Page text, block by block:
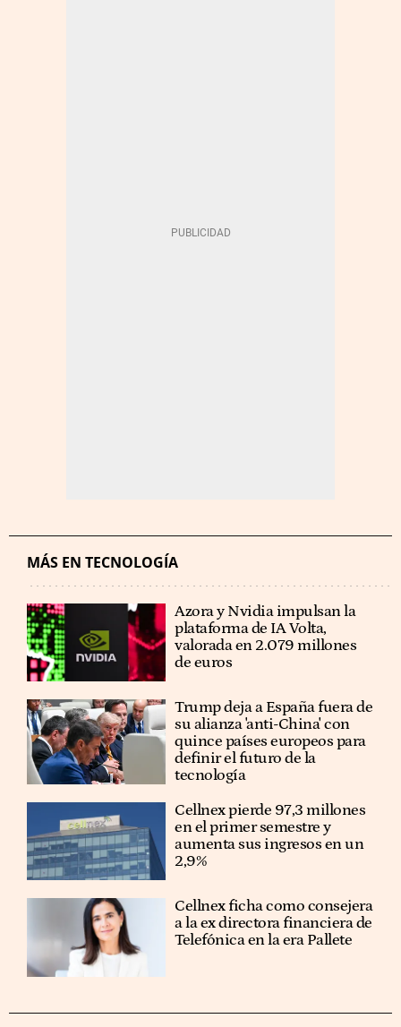
MÁS EN TECNOLOGÍA
Azora y Nvidia impulsan la
plataforma de IA Volta,
valorada en 2.079 millones
de euros
Trump deja a España fuera de
su alianza 'anti-China' con
quince países europeos para
definir el futuro de la
tecnología
Cellnex pierde 97,3 millones
en el primer semestre y
aumenta sus ingresos en un
2,9%
Cellnex ficha como consejera
a la ex directora financiera de
Telefónica en la era Pallete